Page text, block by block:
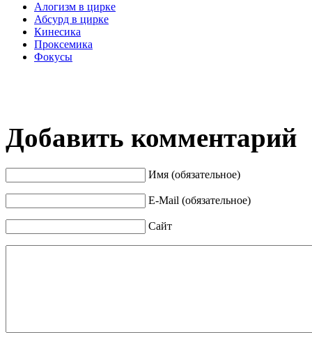
Алогизм в цирке
Абсурд в цирке
Кинесика
Проксемика
Фокусы
Добавить комментарий
Имя (обязательное)
E-Mail (обязательное)
Сайт